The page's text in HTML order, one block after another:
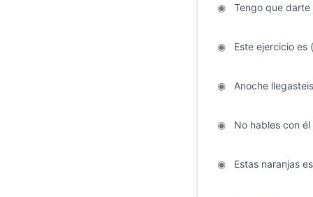
◉Tengo que darte
◉Este ejercicio es
◉Anoche
◉No hables con él
◉Estas naranjas